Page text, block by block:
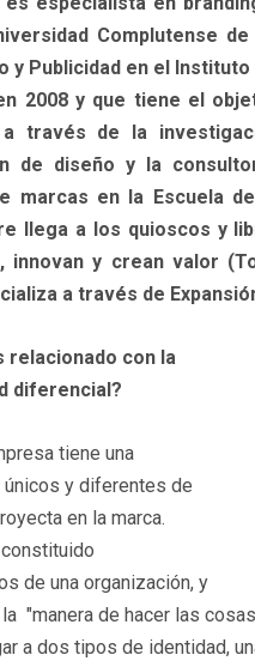
Complutense
y Publicidad en el
2008 y que tiene el
través de la
de diseño y la
en la Escuela
llega a los quioscos y
y crean valor
a través de
relacionado con la
diferencial?
tiene una
y diferentes de
en la marca.
de una organización, y
"manera de hacer las
a dos tipos de identidad,